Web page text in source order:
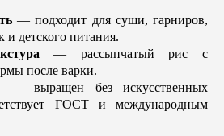
— подходит для суши, гарниров,
и детского питания.
— рассыпчатый рис с
после варки.
— выращен без искусственных
ГОСТ и международным